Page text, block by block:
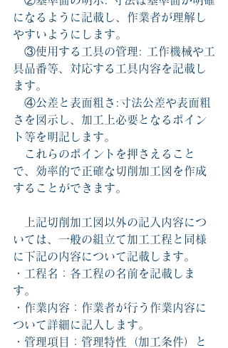
になるように記載し、作業者が理解し
やすいようにします。
③使用する工具の管理: 工作機械や工
具品番等、対応する工具内容を記載し
ます。
④公差と表面粗さ:寸法公差や表面粗
さを図示し、加工上必要となるポイン
ト等を明記します。
これらのポイントを押さえること
で、効率的で正確な切削加工図を作成
することができます。
上記切削加工図以外の記入内容につ
いては、一般の組立て加工工程と同様
に下記の内容について記載します。
・工程名：各工程の名前を記載しま
す。
・作業内容：作業者が行う作業内容に
ついて詳細に記入します。
・管理項目：管理特性（加工条件）と